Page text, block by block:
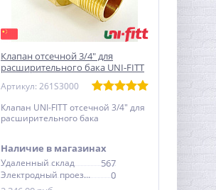
Клапан отсечной 3/4" для
расширительного бака UNI-FITT
Артикул: 261S3000
Клапан UNI-FITT отсечной 3/4" для
расширительного бака
Наличие в магазинах
Удаленный склад 567
Электродный проезд, 6с1
0